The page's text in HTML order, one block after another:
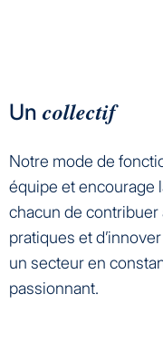
Un collectif
Notre mode de
équipe et encourage
chacun de contribuer
pratiques et
un secteur en
passionnant.